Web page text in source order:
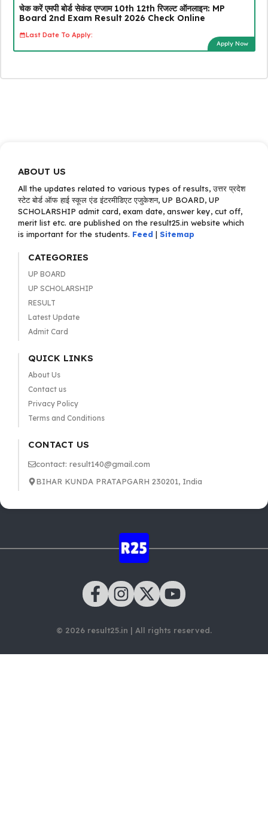
चेक करें एमपी बोर्ड सेकंड एग्जाम 10th 12th रिजल्ट ऑनलाइन: MP
Board 2nd Exam Result 2026 Check Online
Last Date To Apply:
Apply Now
ABOUT US
All the updates related to various types of results, उत्तर प्रदेश
स्टेट बोर्ड ऑफ हाई स्कूल एंड इंटरमीडिएट एजुकेशन, UP BOARD, UP
SCHOLARSHIP admit card, exam date, answer key, cut off,
merit list etc. are published on the result25.in website which
is important for the students. Feed | Sitemap
CATEGORIES
UP BOARD
UP SCHOLARSHIP
RESULT
Latest Update
Admit Card
QUICK LINKS
About Us
Contact us
Privacy Policy
Terms and Conditions
CONTACT US
contact: result140@gmail.com
BIHAR KUNDA PRATAPGARH 230201, India
© 2026 result25.in | All rights reserved.